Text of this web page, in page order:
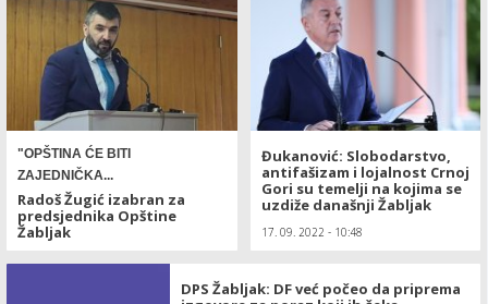
"OPŠTINA ĆE BITI
ZAJEDNIČKA...
Radoš Žugić izabran za
predsjednika Opštine
Žabljak
Đukanović: Slobodarstvo,
antifašizam i lojalnost Crnoj
Gori su temelji na kojima se
uzdiže današnji Žabljak
17. 09. 2022 - 10:48
DPS Žabljak: DF već počeo da priprema